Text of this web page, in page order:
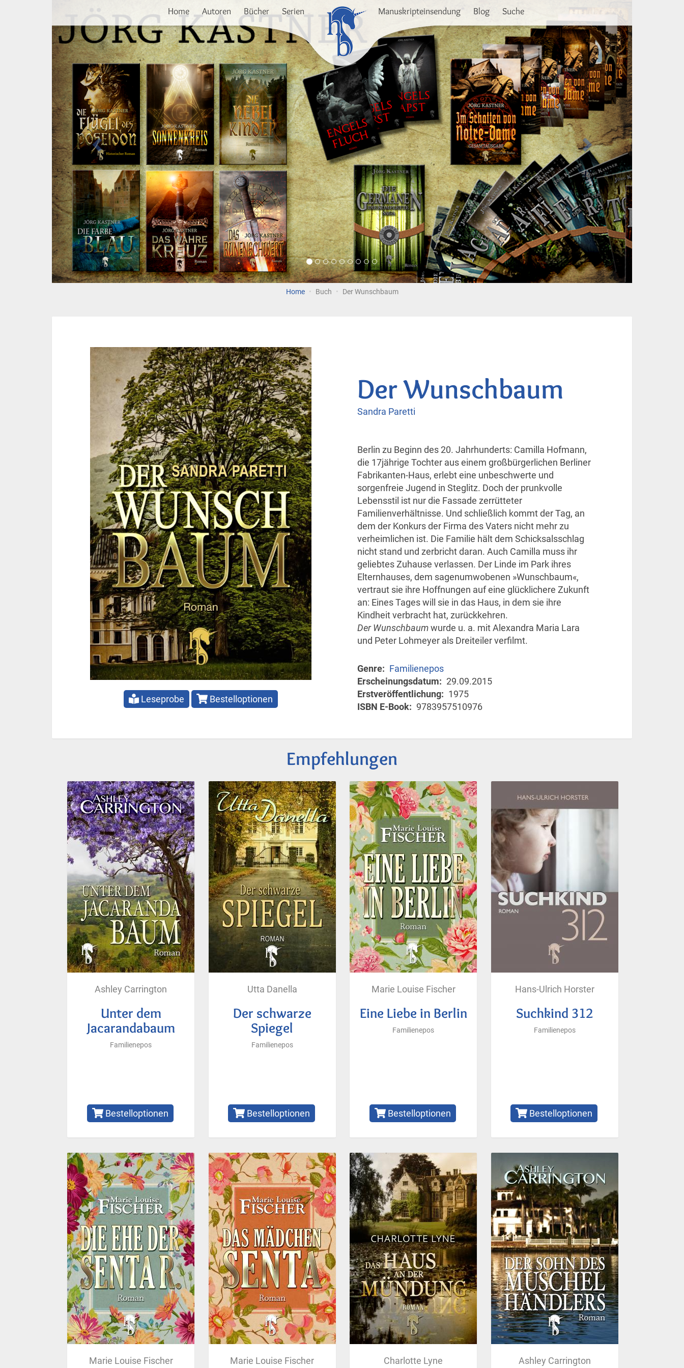
Home Autoren Bücher Serien Manuskripteinsendung Blog Suche Weiter
Home Buch Der Wunschbaum
Leseprobe Bestelloptionen
Der Wunschbaum
Sandra Paretti
Berlin zu Beginn des 20. Jahrhunderts: Camilla Hofmann,
die 17jährige Tochter aus einem großbürgerlichen Berliner
Fabrikanten-Haus, erlebt eine unbeschwerte und
sorgenfreie Jugend in Steglitz. Doch der prunkvolle
Lebensstil ist nur die Fassade zerrütteter
Familienverhältnisse. Und schließlich kommt der Tag, an
dem der Konkurs der Firma des Vaters nicht mehr zu
verheimlichen ist. Die Familie hält dem Schicksalsschlag
nicht stand und zerbricht daran. Auch Camilla muss ihr
geliebtes Zuhause verlassen. Der Linde im Park ihres
Elternhauses, dem sagenumwobenen »Wunschbaum«,
vertraut sie ihre Hoffnungen auf eine glücklichere Zukunft
an: Eines Tages will sie in das Haus, in dem sie ihre
Kindheit verbracht hat, zurückkehren.
Der Wunschbaumwurde u. a. mit Alexandra Maria Lara
und Peter Lohmeyer als Dreiteiler verfilmt.
Genre
Familienepos
Erscheinungsdatum
29.09.2015
Erstveröffentlichung
1975
ISBN E-Book
9783957510976
Empfehlungen
Ashley Carrington
Unter dem
Jacarandabaum
Familienepos
Bestelloptionen
Utta Danella
Der schwarze
Spiegel
Familienepos
Bestelloptionen
Marie Louise Fischer
Eine Liebe in Berlin
Familienepos
Bestelloptionen
Hans-Ulrich Horster
Suchkind 312
Familienepos
Bestelloptionen
Marie Louise Fischer Marie Louise Fischer Charlotte Lyne Ashley Carrington